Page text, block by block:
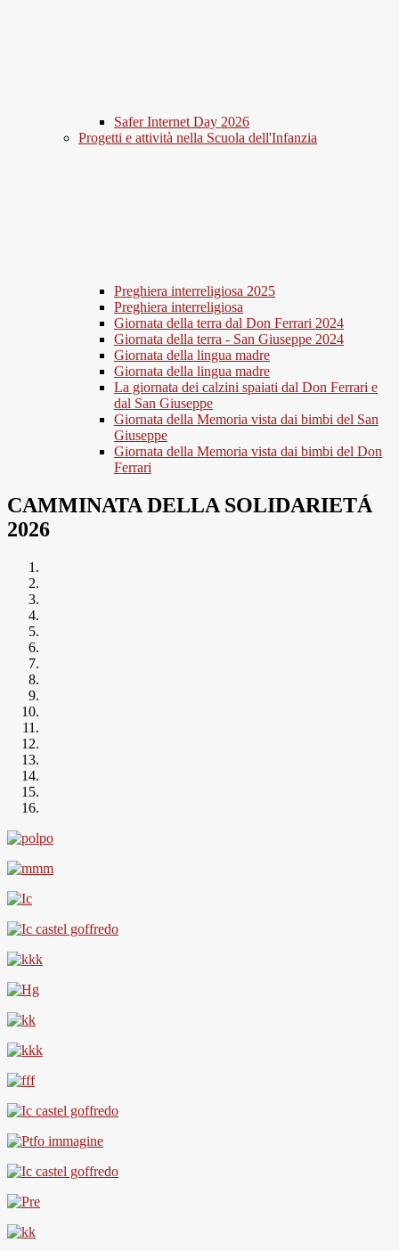
Safer Internet Day 2026
Progetti e attività nella Scuola dell'Infanzia
Preghiera interreligiosa 2025
Preghiera interreligiosa
Giornata della terra dal Don Ferrari 2024
Giornata della terra - San Giuseppe 2024
Giornata della lingua madre
Giornata della lingua madre
La giornata dei calzini spaiati dal Don Ferrari e
dal San Giuseppe
Giornata della Memoria vista dai bimbi del San
Giuseppe
Giornata della Memoria vista dai bimbi del Don
Ferrari
CAMMINATA DELLA SOLIDARIETÁ
2026